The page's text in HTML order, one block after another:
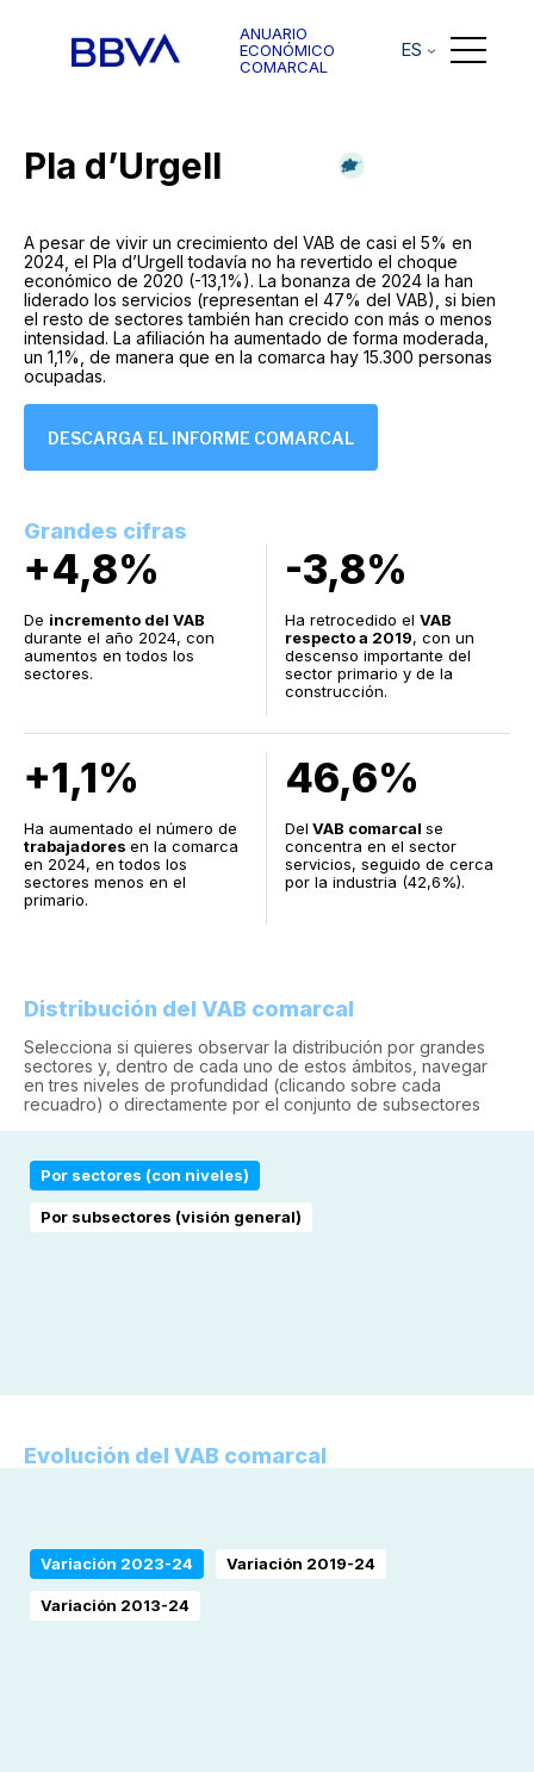
ANUARIO
ECONÓMICO
COMARCAL
ES
Pla d’Urgell
A pesar de vivir un crecimiento del VAB de casi el 5% en
2024, el Pla d’Urgell todavía no ha revertido el choque
económico de 2020 (-13,1%). La bonanza de 2024 la han
liderado los servicios (representan el 47% del VAB), si bien
el resto de sectores también han crecido con más o menos
intensidad. La afiliación ha aumentado de forma moderada,
un 1,1%, de manera que en la comarca hay 15.300 personas
ocupadas.
DESCARGA EL INFORME COMARCAL
Grandes cifras
+4,8%
De incremento del VAB
durante el año 2024, con
aumentos en todos los
sectores.
-3,8%
Ha retrocedido el VAB
respecto a 2019, con un
descenso importante del
sector primario y de la
construcción.
+1,1%
Ha aumentado el número de
trabajadores en la comarca
en 2024, en todos los
sectores menos en el
primario.
46,6%
Del VAB comarcal se
concentra en el sector
servicios, seguido de cerca
por la industria (42,6%).
Distribución del VAB comarcal
Selecciona si quieres observar la distribución por grandes
sectores y, dentro de cada uno de estos ámbitos, navegar
en tres niveles de profundidad (clicando sobre cada
recuadro) o directamente por el conjunto de subsectores
Por sectores (con niveles)
Por subsectores (visión general)
Evolución del VAB comarcal
Variación 2023-24 Variación 2019-24
Variación 2013-24